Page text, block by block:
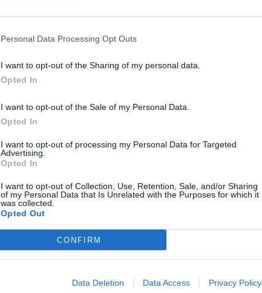
Personal Data Processing Opt Outs
I want to opt-out of the Sharing of my personal data.
Opted In
I want to opt-out of the Sale of my Personal Data.
Opted In
I want to opt-out of processing my Personal Data for Targeted
Advertising.
Opted In
I want to opt-out of Collection, Use, Retention, Sale, and/or Sharing
of my Personal Data that Is Unrelated with the Purposes for which it
was collected.
Opted Out
CONFIRM
Data Deletion Data Access Privacy Policy